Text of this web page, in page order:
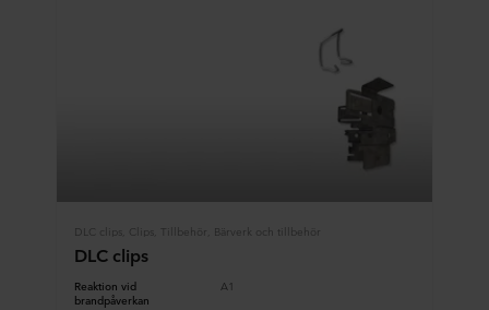
DLC clips, Clips, Tillbehör, Bärverk och tillbehör
DLC clips
Reaktion vid
brandpåverkan
A1